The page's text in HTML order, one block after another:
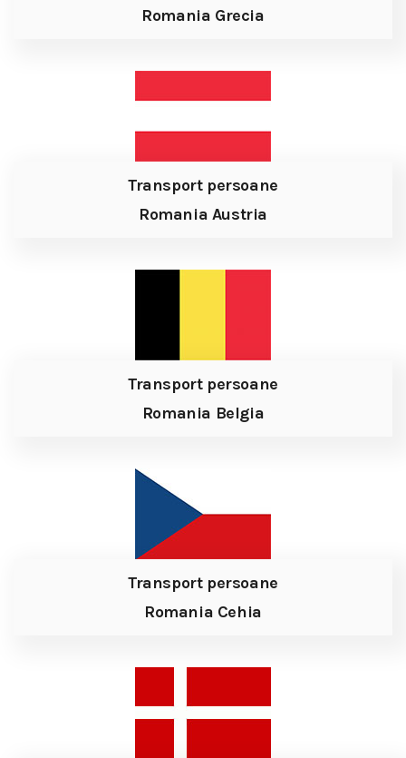
Romania Grecia
Transport persoane
Romania Austria
Transport persoane
Romania Belgia
Transport persoane
Romania Cehia